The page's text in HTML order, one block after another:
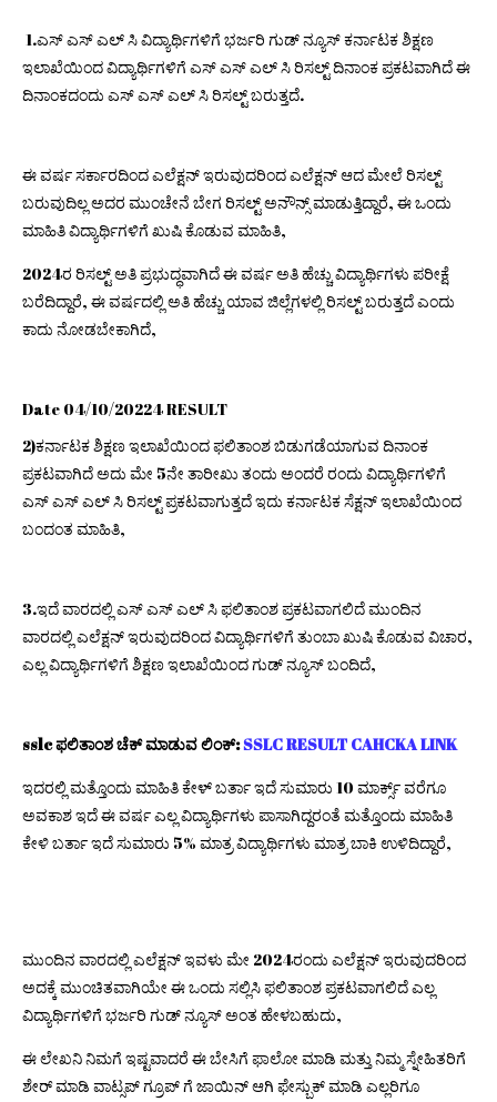
1.ಎಸ್ ಎಸ್ ಎಲ್ ಸಿ ವಿದ್ಯಾರ್ಥಿಗಳಿಗೆ ಭರ್ಜರಿ ಗುಡ್ ನ್ಯೂಸ್ ಕರ್ನಾಟಕ ಶಿಕ್ಷಣ
ಇಲಾಖೆಯಿಂದ ವಿದ್ಯಾರ್ಥಿಗಳಿಗೆ ಎಸ್ ಎಸ್ ಎಲ್ ಸಿ ರಿಸಲ್ಟ್ ದಿನಾಂಕ ಪ್ರಕಟವಾಗಿದೆ ಈ
ದಿನಾಂಕದಂದು ಎಸ್ ಎಸ್ ಎಲ್ ಸಿ ರಿಸಲ್ಟ್ ಬರುತ್ತದೆ.
ಈ ವರ್ಷ ಸರ್ಕಾರದಿಂದ ಎಲೆಕ್ಷನ್ ಇರುವುದರಿಂದ ಎಲೆಕ್ಷನ್ ಆದ ಮೇಲೆ ರಿಸಲ್ಟ್
ಬರುವುದಿಲ್ಲ ಅದರ ಮುಂಚೇನೆ ಬೇಗ ರಿಸಲ್ಟ್ ಅನೌನ್ಸ್ ಮಾಡುತ್ತಿದ್ದಾರೆ, ಈ ಒಂದು
ಮಾಹಿತಿ ವಿದ್ಯಾರ್ಥಿಗಳಿಗೆ ಖುಷಿ ಕೊಡುವ ಮಾಹಿತಿ,
2024ರ ರಿಸಲ್ಟ್ ಅತಿ ಪ್ರಭುದ್ಧವಾಗಿದೆ ಈ ವರ್ಷ ಅತಿ ಹೆಚ್ಚು ವಿದ್ಯಾರ್ಥಿಗಳು ಪರೀಕ್ಷೆ
ಬರೆದಿದ್ದಾರೆ, ಈ ವರ್ಷದಲ್ಲಿ ಅತಿ ಹೆಚ್ಚು ಯಾವ ಜಿಲ್ಲೆಗಳಲ್ಲಿ ರಿಸಲ್ಟ್ ಬರುತ್ತದೆ ಎಂದು
ಕಾದು ನೋಡಬೇಕಾಗಿದೆ,
Date 04/10/20224 RESULT
2)ಕರ್ನಾಟಕ ಶಿಕ್ಷಣ ಇಲಾಖೆಯಿಂದ ಫಲಿತಾಂಶ ಬಿಡುಗಡೆಯಾಗುವ ದಿನಾಂಕ
ಪ್ರಕಟವಾಗಿದೆ ಅದು ಮೇ 5ನೇ ತಾರೀಖು ತಂದು ಅಂದರೆ ರಂದು ವಿದ್ಯಾರ್ಥಿಗಳಿಗೆ
ಎಸ್ ಎಸ್ ಎಲ್ ಸಿ ರಿಸಲ್ಟ್ ಪ್ರಕಟವಾಗುತ್ತದೆ ಇದು ಕರ್ನಾಟಕ ಸೆಕ್ಷನ್ ಇಲಾಖೆಯಿಂದ
ಬಂದಂತ ಮಾಹಿತಿ,
3.ಇದೆ ವಾರದಲ್ಲಿ ಎಸ್ ಎಸ್ ಎಲ್ ಸಿ ಫಲಿತಾಂಶ ಪ್ರಕಟವಾಗಲಿದೆ ಮುಂದಿನ
ವಾರದಲ್ಲಿ ಎಲೆಕ್ಷನ್ ಇರುವುದರಿಂದ ವಿದ್ಯಾರ್ಥಿಗಳಿಗೆ ತುಂಬಾ ಖುಷಿ ಕೊಡುವ ವಿಚಾರ,
ಎಲ್ಲ ವಿದ್ಯಾರ್ಥಿಗಳಿಗೆ ಶಿಕ್ಷಣ ಇಲಾಖೆಯಿಂದ ಗುಡ್ ನ್ಯೂಸ್ ಬಂದಿದೆ,
sslc ಫಲಿತಾಂಶ ಚೆಕ್ ಮಾಡುವ ಲಿಂಕ್:SSLC RESULT CAHCKA LINK
ಇದರಲ್ಲಿ ಮತ್ತೊಂದು ಮಾಹಿತಿ ಕೇಳ್ ಬರ್ತಾ ಇದೆ ಸುಮಾರು 10 ಮಾರ್ಕ್ಸ್ ವರೆಗೂ
ಅವಕಾಶ ಇದೆ ಈ ವರ್ಷ ಎಲ್ಲ ವಿದ್ಯಾರ್ಥಿಗಳು ಪಾಸಾಗಿದ್ದರಂತೆ ಮತ್ತೊಂದು ಮಾಹಿತಿ
ಕೇಳಿ ಬರ್ತಾ ಇದೆ ಸುಮಾರು 5% ಮಾತ್ರ ವಿದ್ಯಾರ್ಥಿಗಳು ಮಾತ್ರ ಬಾಕಿ ಉಳಿದಿದ್ದಾರೆ,
ಮುಂದಿನ ವಾರದಲ್ಲಿ ಎಲೆಕ್ಷನ್ ಇವಳು ಮೇ 2024ರಂದು ಎಲೆಕ್ಷನ್ ಇರುವುದರಿಂದ
ಅದಕ್ಕೆ ಮುಂಚಿತವಾಗಿಯೇ ಈ ಒಂದು ಸಲ್ಲಿಸಿ ಫಲಿತಾಂಶ ಪ್ರಕಟವಾಗಲಿದೆ ಎಲ್ಲ
ವಿದ್ಯಾರ್ಥಿಗಳಿಗೆ ಭರ್ಜರಿ ಗುಡ್ ನ್ಯೂಸ್ ಅಂತ ಹೇಳಬಹುದು,
ಈ ಲೇಖನಿ ನಿಮಗೆ ಇಷ್ಟವಾದರೆ ಈ ಬೇಸಿಗೆ ಫಾಲೋ ಮಾಡಿ ಮತ್ತು ನಿಮ್ಮ ಸ್ನೇಹಿತರಿಗೆ
ಶೇರ್ ಮಾಡಿ ವಾಟ್ಸಪ್ ಗ್ರೂಪ್ ಗೆ ಜಾಯಿನ್ ಆಗಿ ಫೇಸ್ಬುಕ್ ಮಾಡಿ ಎಲ್ಲರಿಗೂ